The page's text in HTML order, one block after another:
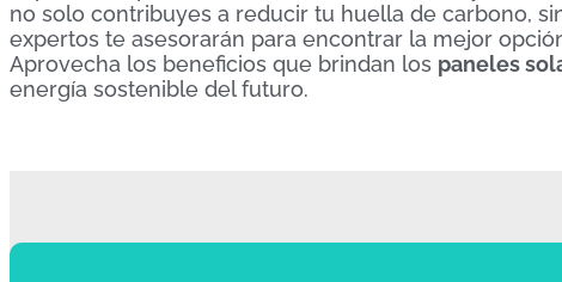
no solo contribuyes a reducir tu huella de carbono,
expertos te asesorarán para encontrar la mejor
Aprovecha los beneficios que brindan los paneles
energía sostenible del futuro.